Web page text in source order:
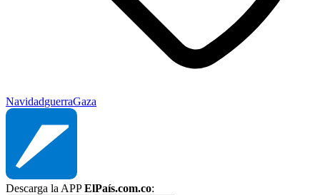
NavidadguerraGaza
Descarga la APPElPaís.com.co: